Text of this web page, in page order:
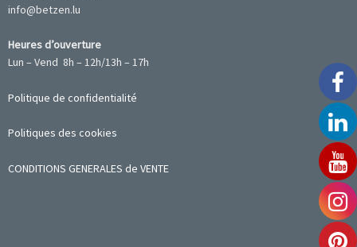
info@betzen.lu
Heures d’ouverture
Lun – Vend 8h – 12h/13h – 17h
Politique de confidentialité
Politiques des cookies
CONDITIONS GENERALES de VENTE